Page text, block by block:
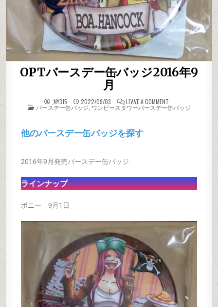
OPTバースデー缶バッジ2016年9
月
_NY315 2022/09/03 LEAVE A COMMENT
POSTED IN
バースデー缶バッジ ワンピースタワーバースデー缶バッジ
他のバースデー缶バッジを探す
2016年9 月発売バースデー缶バッジ
ラインナップ
ボニー 9月1日